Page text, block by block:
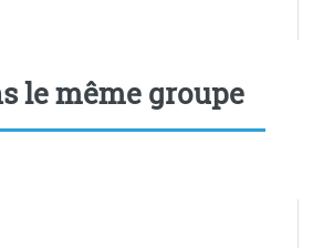
le même groupe